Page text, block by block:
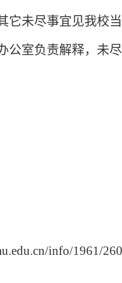
它未尽事宜见我校
公室负责解释，未
info/1961/